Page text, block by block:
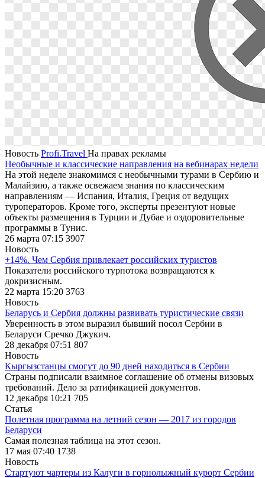
Новость Profi.Travel На правах рекламы
Необычные и классические направления на вебинарах недели
На этой неделе знакомимся с необычными турами в Сербию и
Малайзию, а также освежаем знания по классическим
направлениям — Испания, Италия, Греция от ведущих
туроператоров. Кроме того, эксперты презентуют новые
объекты размещения в Турции и Дубае и оздоровительные
программы в Тунис.
26 марта 07:15 3907
Новость
+14%. Чем Сербия привлекает российских туристов
Показатели российского турпотока возвращаются к
докризисным.
22 марта 15:20 3763
Новость
Беларусь и Сербия должны развивать туристические связи
Уверенность в этом выразил бывший посол Сербии в
Беларуси Сречко Джукич.
28 декабря 07:51 807
Новость
Кыргызстанцы смогут до 90 дней находиться в Сербии
Страны подписали взаимное соглашение об отмены визовых
требований. Дело за ратификацией документов.
12 декабря 10:21 705
Статья
Полетная программа на летний сезон — 2017 из городов
Беларуси
Самая полезная таблица на этот сезон.
17 мая 07:40 1738
Новость
Стартуют чартеры из Калуги в горнолыжный курорт Сербии